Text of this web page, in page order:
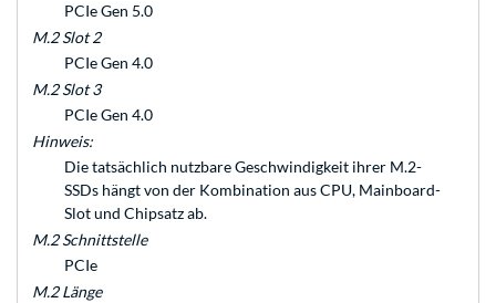
PCIe Gen 5.0
M.2 Slot 2
PCIe Gen 4.0
M.2 Slot 3
PCIe Gen 4.0
Hinweis:
Die tatsächlich nutzbare Geschwindigkeit ihrer M.2-
SSDs hängt von der Kombination aus CPU, Mainboard-
Slot und Chipsatz ab.
M.2 Schnittstelle
PCIe
M.2 Länge